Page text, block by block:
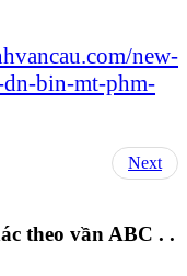
new-
bin-mt-phm-
Next
theo vần ABC . .